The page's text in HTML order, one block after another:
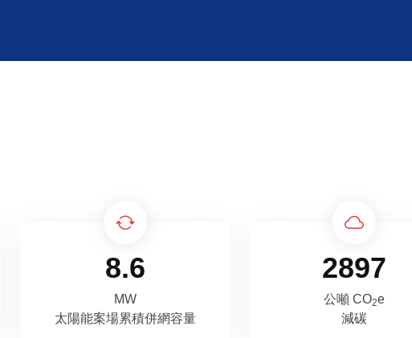
8.6
MW
太陽能案場累積併網容量
2897
公噸 CO2e
減碳